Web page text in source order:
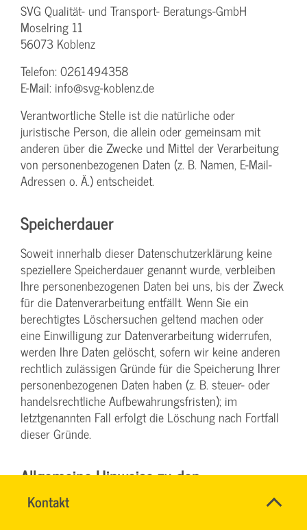
Kontakt
RONALD
Name*
SVG Qualität- und Transport- Beratungs-GmbH
Moselring 11
56073 Koblenz
Telefon: 0261494358
E-Mail: info@svg-koblenz.de
Verantwortliche Stelle ist die natürliche oder
juristische Person, die allein oder gemeinsam mit
anderen über die Zwecke und Mittel der Verarbeitung
von personenbezogenen Daten (z. B. Namen, E-Mail-
Adressen o. Ä.) entscheidet.
Speicherdauer
Soweit innerhalb dieser Datenschutzerklärung keine
speziellere Speicherdauer genannt wurde, verbleiben
Ihre personenbezogenen Daten bei uns, bis der Zweck
für die Datenverarbeitung entfällt. Wenn Sie ein
berechtigtes Löschersuchen geltend machen oder
eine Einwilligung zur Datenverarbeitung widerrufen,
werden Ihre Daten gelöscht, sofern wir keine anderen
rechtlich zulässigen Gründe für die Speicherung Ihrer
personenbezogenen Daten haben (z. B. steuer- oder
handelsrechtliche Aufbewahrungsfristen); im
letztgenannten Fall erfolgt die Löschung nach Fortfall
dieser Gründe.
Allgemeine Hinweise zu den
Rechtsgrundlagen der